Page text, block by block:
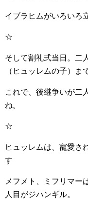
イブラヒムがいろいろ
☆
そして割礼式当日。二
（ヒュッレムの子）ま
これで、後継争いが二
ね。
☆
ヒュッレムは、寵愛さ
す
メフメト、ミフリマー
人目がジハンギル。